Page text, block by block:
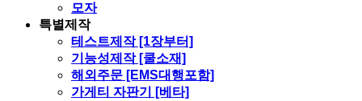
모자
특별제작
테스트제작 [1장부터]
기능성제작 [쿨소재]
해외주문 [EMS대행포함]
가게티 자판기 [베타]